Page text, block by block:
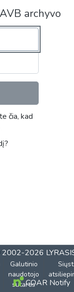
archyvo
čia, kad
2002-2026
Galutinio
naudotojo
sutartisCOAR Notify